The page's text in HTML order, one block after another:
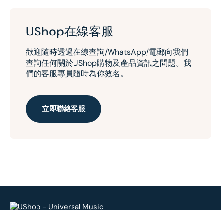
UShop在線客服
歡迎隨時透過在線查詢/WhatsApp/電郵向我們
查詢任何關於UShop購物及產品資訊之問題。我
們的客服專員隨時為你效名。
立即聯絡客服